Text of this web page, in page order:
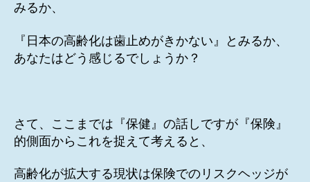
みるか、
『日本の高齢化は歯止めがきかない』とみるか、
あなたはどう感じるでしょうか？
さて、ここまでは『保健』の話しですが『保険』
的側面からこれを捉えて考えると、
高齢化が拡大する現状は保険でのリスクヘッジが